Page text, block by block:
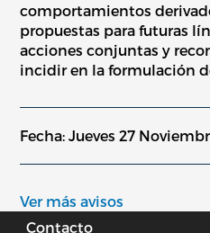
comportamientos
propuestas para futuras
acciones conjuntas y
incidir en la formulación
Fecha: Jueves 27
Ver más avisos
Contacto